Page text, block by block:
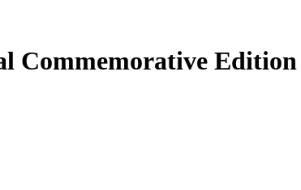
Commemorative Edition